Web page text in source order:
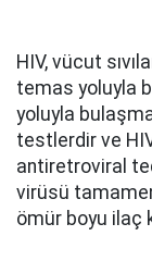
HIV, vücut
temas yoluyla
yoluyla
testlerdir ve
antiretroviral
virüsü
ömür boyu ilaç